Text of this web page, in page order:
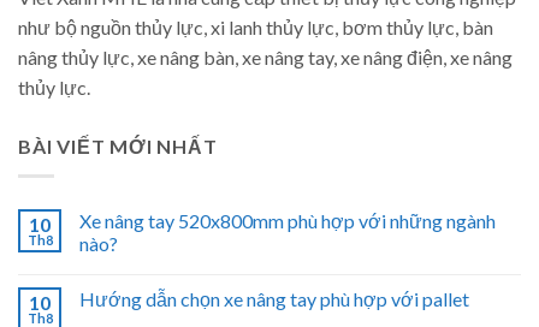
như bộ nguồn thủy lực, xi lanh thủy lực, bơm thủy lực, bàn
nâng thủy lực, xe nâng bàn, xe nâng tay, xe nâng điện, xe nâng
thủy lực.
BÀI VIẾT MỚI NHẤT
10
Th8
Xe nâng tay 520x800mm phù hợp với những ngành
nào?
10
Th8
Hướng dẫn chọn xe nâng tay phù hợp với pallet